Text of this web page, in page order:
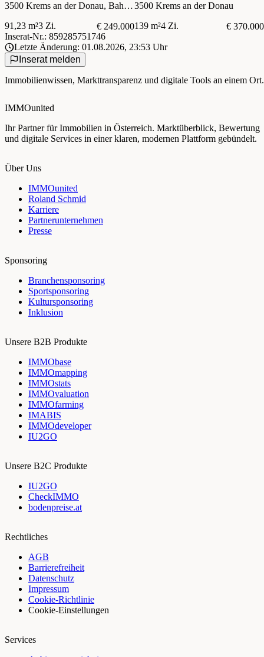
3500 Krems an der Donau, Bahnhofplatz
91,23 m²3 Zi. € 249.000
3500 Krems an der Donau
139 m²4 Zi.
€ 370.000
Inserat-Nr.: 859285751746
Letzte Änderung: 01.08.2026, 23:53 Uhr
Inserat melden
Immobilienwissen, Markttransparenz und digitale Tools an einem Ort.
IMMOunited
Ihr Partner für Immobilien in Österreich. Marktüberblick, Bewertung
und digitale Services in einer klaren, modernen Plattform gebündelt.
Über Uns
IMMOunited
Roland Schmid
Karriere
Partnerunternehmen
Presse
Sponsoring
Branchensponsoring
Sportsponsoring
Kultursponsoring
Inklusion
Unsere B2B Produkte
IMMObase
IMMOmapping
IMMOstats
IMMOvaluation
IMMOfarming
IMABIS
IMMOdeveloper
IU2GO
Unsere B2C Produkte
IU2GO
CheckIMMO
bodenpreise.at
Rechtliches
AGB
Barrierefreiheit
Datenschutz
Impressum
Cookie-Richtlinie
Cookie-Einstellungen
Services